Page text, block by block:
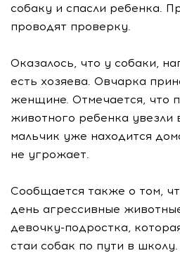
собаку и спасли ребенка.
проводят проверку.
Оказалось, что у собаки,
есть хозяева. Овчарка
женщине. Отмечается, что
животного ребенка увезли
мальчик уже находится
не угрожает.
Сообщается также о том,
день агрессивные
девочку-подростка,
стаи собак по пути в